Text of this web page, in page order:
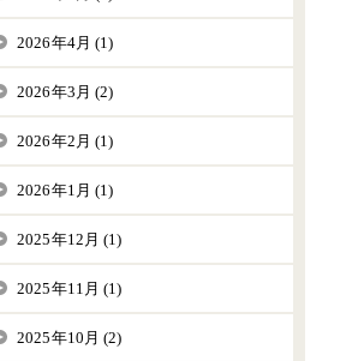
2026年4月 (1)
2026年3月 (2)
2026年2月 (1)
2026年1月 (1)
2025年12月 (1)
2025年11月 (1)
2025年10月 (2)